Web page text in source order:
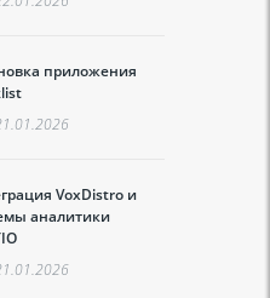
приложения
VoxDistro и
аналитики